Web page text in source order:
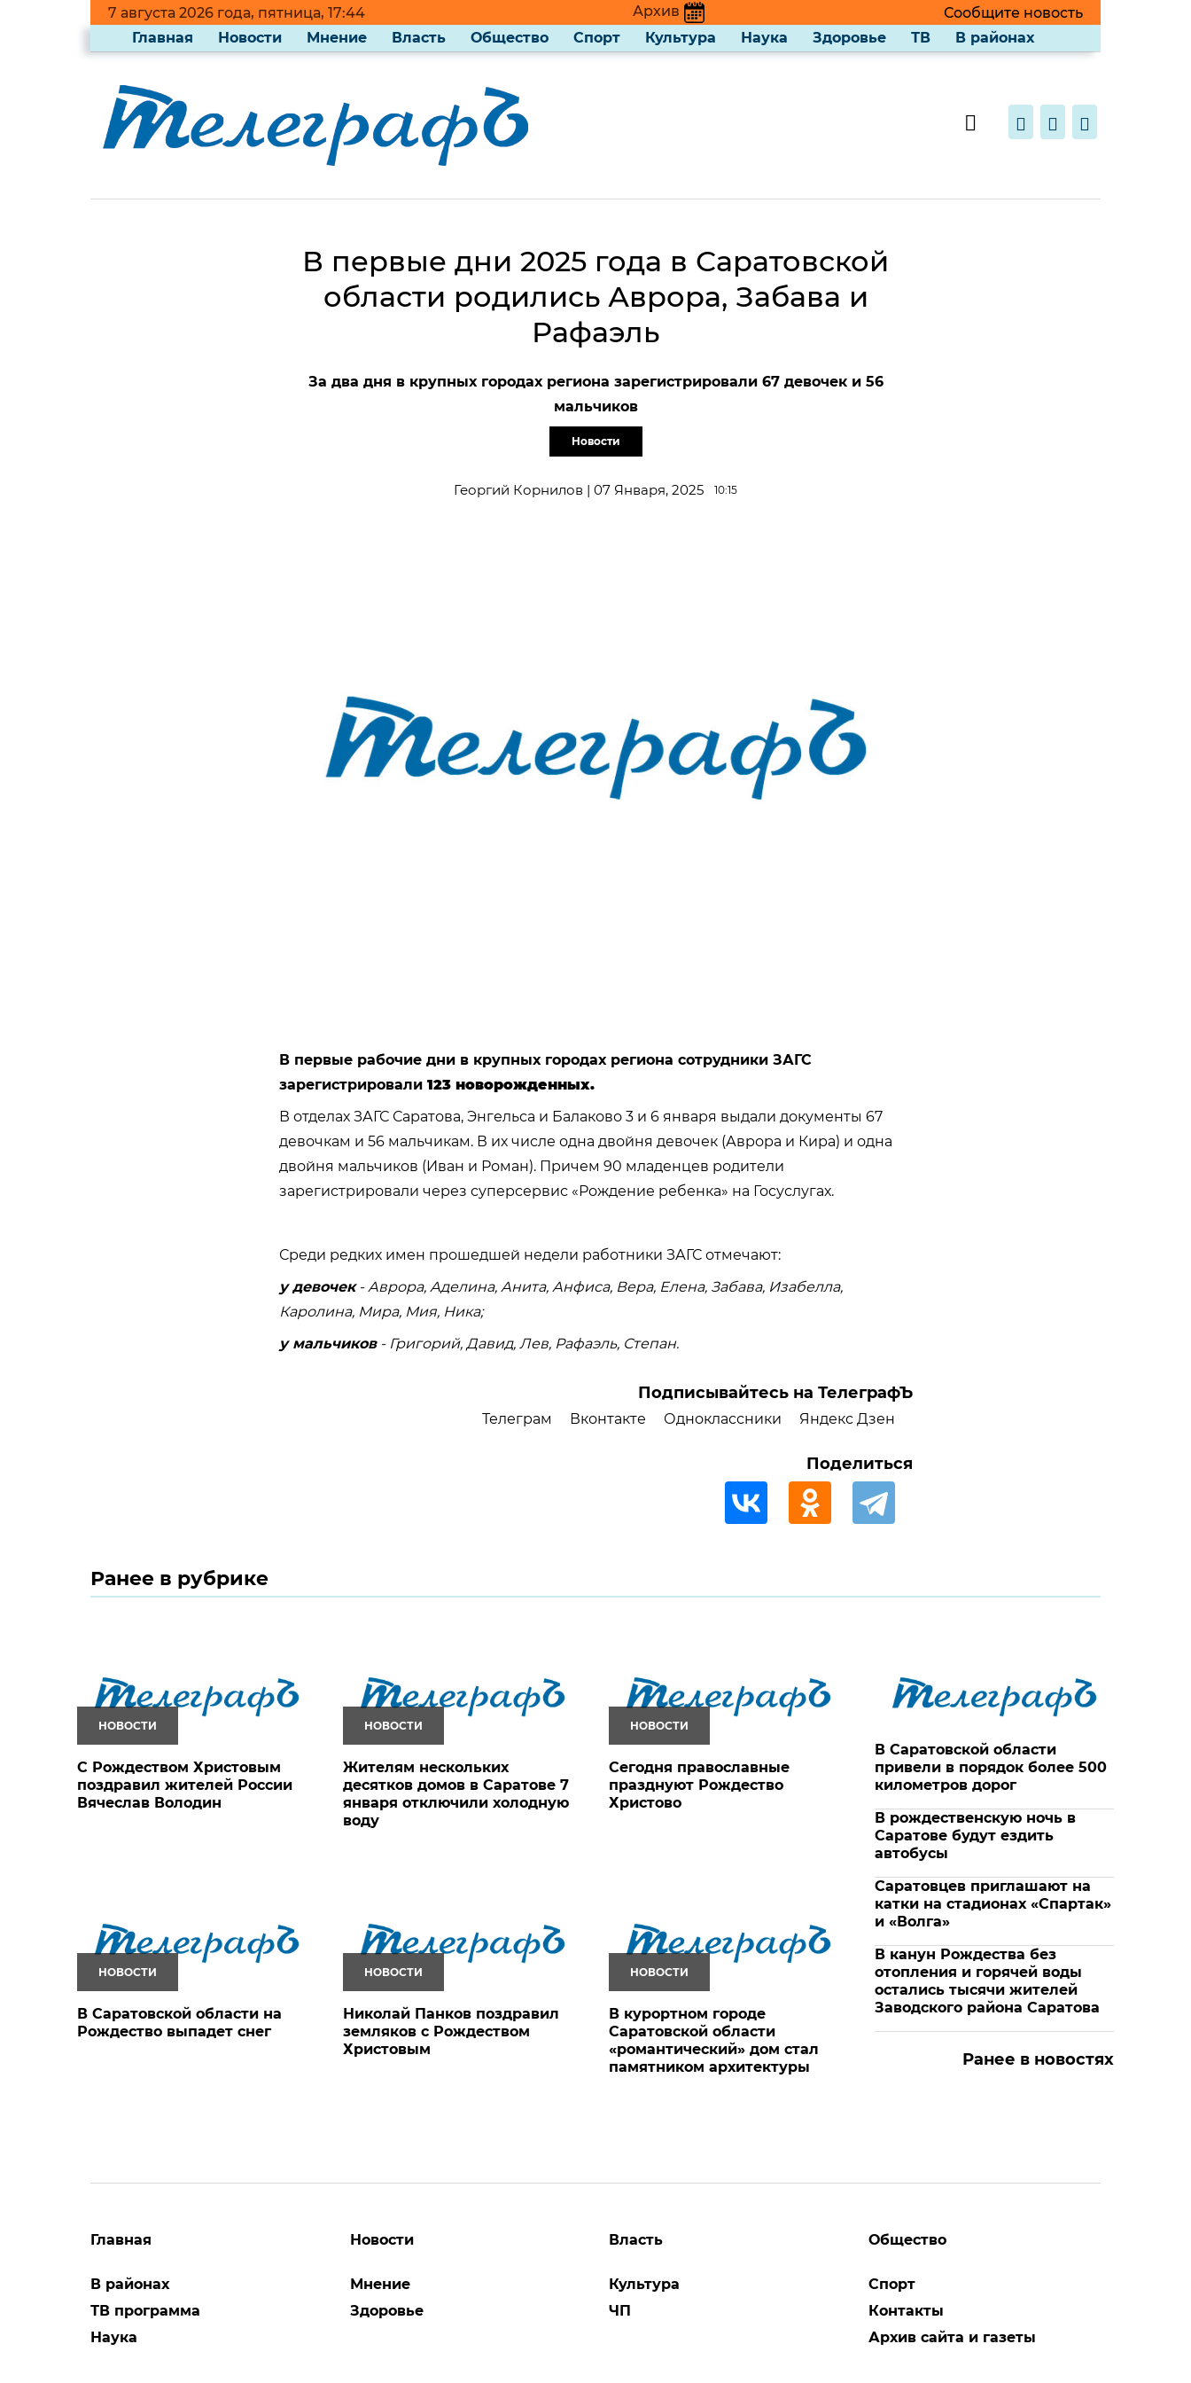
7 августа 2026 года, пятница, 17:44 Архив
Сообщите новость
Главная
Новости Мнение Власть Общество Спорт Культура Наука Здоровье ТВ В районах
В первые дни 2025 года в Саратовской
области родились Аврора, Забава и
Рафаэль
За два дня в крупных городах региона зарегистрировали 67 девочек и 56
мальчиков
Новости
Георгий Корнилов | 07 Января, 2025 10:15
В первые рабочие дни в крупных городах региона сотрудники ЗАГС
зарегистрировали 123 новорожденных.
В отделах ЗАГС Саратова, Энгельса и Балаково 3 и 6 января выдали документы 67
девочкам и 56 мальчикам. В их числе одна двойня девочек (Аврора и Кира) и одна
двойня мальчиков (Иван и Роман). Причем 90 младенцев родители
зарегистрировали через суперсервис «Рождение ребенка» на Госуслугах.
Среди редких имен прошедшей недели работники ЗАГС отмечают:
у девочек- Аврора, Аделина, Анита, Анфиса, Вера, Елена, Забава, Изабелла,
Каролина, Мира, Мия, Ника;
у мальчиков- Григорий, Давид, Лев, Рафаэль, Степан.
Подписывайтесь на ТелеграфЪ
Телеграм Вконтакте Одноклассники Яндекс Дзен
Поделиться
Ранее в рубрике
НОВОСТИ
С Рождеством Христовым
поздравил жителей России
Вячеслав Володин
НОВОСТИ
Жителям нескольких
десятков домов в Саратове 7
января отключили холодную
воду
НОВОСТИ
Сегодня православные
празднуют Рождество
Христово
НОВОСТИ
В Саратовской области на
Рождество выпадет снег
НОВОСТИ
Николай Панков поздравил
земляков с Рождеством
Христовым
НОВОСТИ
В курортном городе
Саратовской области
«романтический» дом стал
памятником архитектуры
В Саратовской области
привели в порядок более 500
километров дорог
В рождественскую ночь в
Саратове будут ездить
автобусы
Саратовцев приглашают на
катки на стадионах «Спартак»
и «Волга»
В канун Рождества без
отопления и горячей воды
остались тысячи жителей
Заводского района Саратова
Ранее в новостях
Главная
В районах
ТВ программа
Наука
Новости
Мнение
Здоровье
Власть
Культура
ЧП
Общество
Спорт
Контакты
Архив сайта и газеты